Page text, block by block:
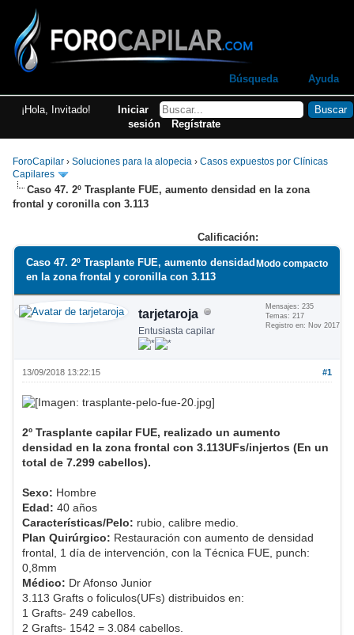
Búsqueda Ayuda
¡Hola, Invitado!
Iniciar
sesión
Regístrate
ForoCapilar ›Soluciones para la alopecia ›Casos expuestos por Clínicas
Capilares
Caso 47. 2º Trasplante FUE, aumento densidad en la zona
frontal y coronilla con 3.113
Calificación:
Modo compacto
Caso 47. 2º Trasplante FUE, aumento densidad
en la zona frontal y coronilla con 3.113
tarjetaroja
Entusiasta capilar
Mensajes: 235
Temas: 217
Registro en: Nov 2017
#1
13/09/2018 13:22:15
2º Trasplante capilar FUE, realizado un aumento
densidad en la zona frontal con 3.113UFs/injertos (En un
total de 7.299 cabellos).
Sexo: Hombre
Edad: 40 años
Características/Pelo: rubio, calibre medio.
Plan Quirúrgico: Restauración con aumento de densidad
frontal, 1 día de intervención, con la Técnica FUE, punch:
0,8mm
Médico: Dr Afonso Junior
3.113 Grafts o foliculos(UFs) distribuidos en:
1 Grafts- 249 cabellos.
2 Grafts- 1542 = 3.084 cabellos.